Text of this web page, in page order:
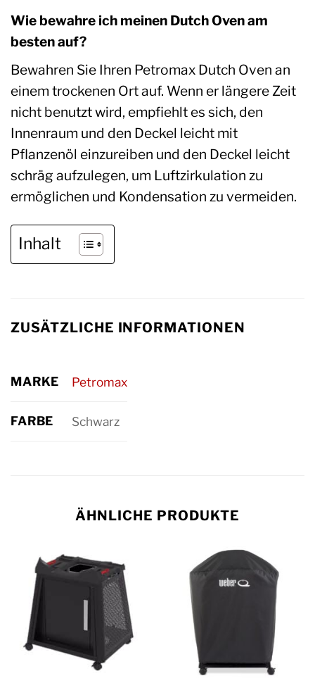
Wie bewahre ich meinen Dutch Oven am
besten auf?
Bewahren Sie Ihren Petromax Dutch Oven an
einem trockenen Ort auf. Wenn er längere Zeit
nicht benutzt wird, empfiehlt es sich, den
Innenraum und den Deckel leicht mit
Pflanzenöl einzureiben und den Deckel leicht
schräg aufzulegen, um Luftzirkulation zu
ermöglichen und Kondensation zu vermeiden.
Inhalt
ZUSÄTZLICHE INFORMATIONEN
MARKE Petromax
FARBE Schwarz
ÄHNLICHE PRODUKTE